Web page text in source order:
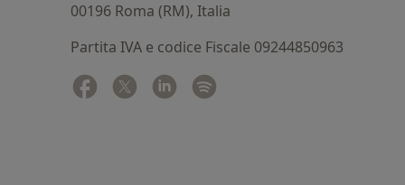
00196 Roma (RM), Italia
Partita IVA e codice Fiscale 09244850963
Facebook
si apre in una nuova scheda
Twitter
si apre in una nuova scheda
Linkedin
si apre in una nuova scheda